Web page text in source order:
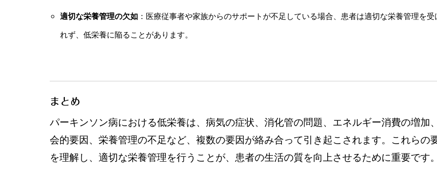
適切な栄養管理の欠如 ：医療従事者や家族からのサポートが不足している場合、患者は適切な栄養管理を受
れず、低栄養に陥ることがあります。
まとめ
パーキンソン病における低栄養は、病気の症状、消化管の問題、エネルギー消費の増加
会的要因、栄養管理の不足など、複数の要因が絡み合って引き起こされます。これらの
を理解し、適切な栄養管理を行うことが、患者の生活の質を向上させるために重要です。